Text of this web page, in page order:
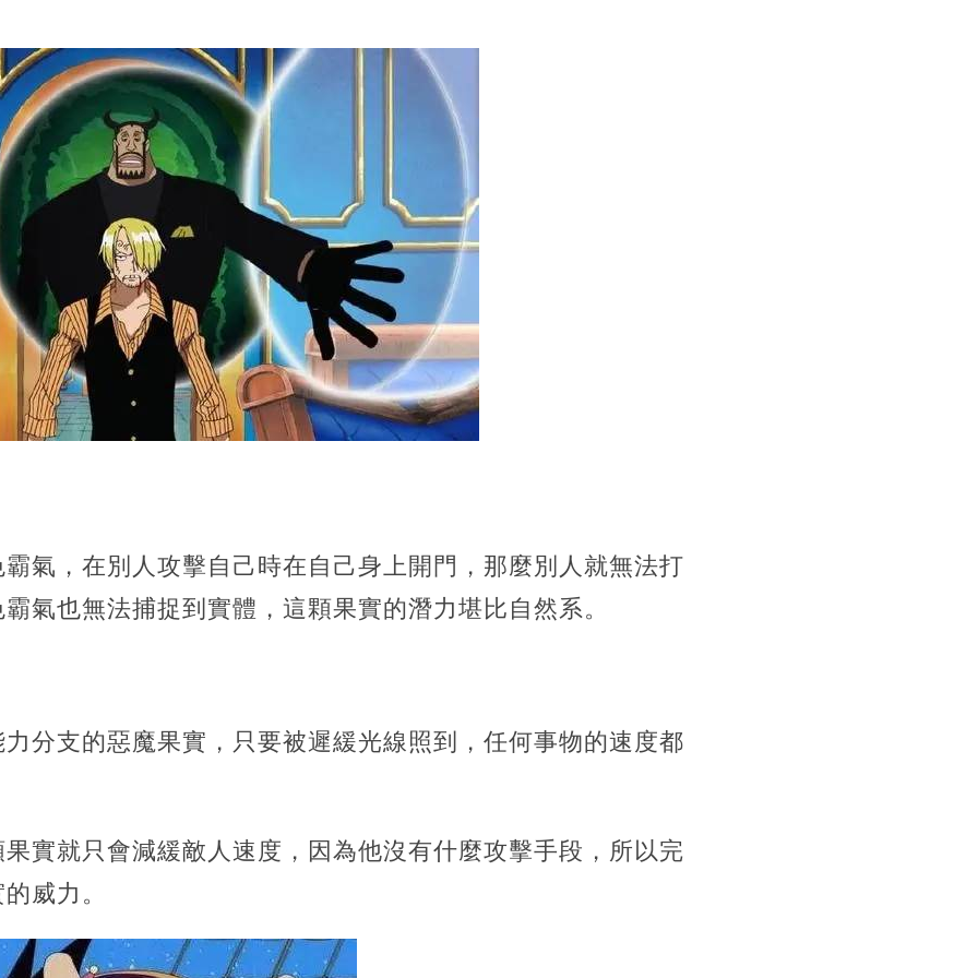
氣，在別人攻擊自己時在自己身上開門，那麼別人就無法打
氣也無法捕捉到實體，這顆果實的潛力堪比自然系。
分支的惡魔果實，只要被遲緩光線照到，任何事物的速度都
實就只會減緩敵人速度，因為他沒有什麼攻擊手段，所以完
威力。